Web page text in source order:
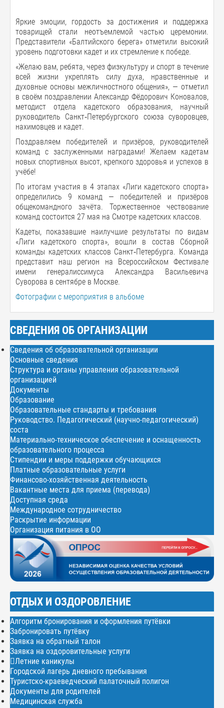
Яркие эмоции, гордость за достижения и поддержка
товарищей стали неотъемлемой частью церемонии.
Представители «Балтийского берега» отметили высокий
уровень подготовки кадет и их стремление к победе.
«Желаю вам, ребята, через физкультуру и спорт в течение
всей жизни укреплять силу духа, нравственные и
духовные основы межличностного общения», — отметил
в своём поздравлении Александр Фёдорович Коновалов,
методист отдела кадетского образования, научный
руководитель Санкт‑Петербургского союза суворовцев,
нахимовцев и кадет.
Поздравляем победителей и призёров, руководителей
команд с заслуженными наградами! Желаем кадетам
новых спортивных высот, крепкого здоровья и успехов в
учёбе!
По итогам участия в 4 этапах «Лиги кадетского спорта»
определились 9 команд — победителей и призёров
общекомандного зачёта. Торжественное чествование
команд состоится 27 мая на Смотре кадетских классов.
Кадеты, показавшие наилучшие результаты по видам
«Лиги кадетского спорта», вошли в состав Сборной
команды кадетских классов Санкт‑Петербурга. Команда
представит наш регион на Всероссийском Фестивале
имени генералиссимуса Александра Васильевича
Суворова в сентябре в Москве.
Фотографии с мероприятия в альбоме
СВЕДЕНИЯ ОБ ОРГАНИЗАЦИИ
Сведения об образовательной организации
Основные сведения
Структура и органы управления образовательной
организацией
Документы
Образование
Образовательные стандарты и требования
Руководство. Педагогический (научно-педагогический)
соста
Материально-техническое обеспечение и оснащенность
образовательного процесса
Стипендии и меры поддержки обучающихся
Платные образовательные услуги
Финансово-хозяйственная деятельность
Вакантные места для приема (перевода)
Доступная среда
Международное сотрудничество
Раскрытие информации
Организация питания в ОО
ОТДЫХ И ОЗДОРОВЛЕНИЕ
Алгоритм бронирования и оформления путёвки
Забронировать путёвку
Заявка на обратный талон
Заявка на оздоровительные услуги
Летние каникулы
Городской лагерь дневного пребывания
Туристско-краеведческий палаточный полигон
Документы для родителей
Медицинская служба